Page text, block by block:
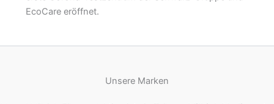
EcoCare eröffnet.
Unsere Marken